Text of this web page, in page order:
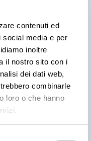
contenuti ed
social media e per
inoltre
il nostro sito con i
dei dati web,
combinarle
loro o che hanno
per il
eccellenza: i vini
i più ricercati